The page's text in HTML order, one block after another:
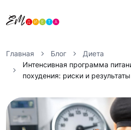
Главная Блог
Диета
Интенсивная программа
похудения: риски и результаты